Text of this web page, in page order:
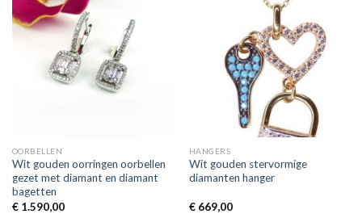
OORBELLEN
Wit gouden oorringen oorbellen
gezet met diamant en diamant
bagetten
€1.590,00
HANGERS
Wit gouden stervormige
diamanten hanger
€669,00